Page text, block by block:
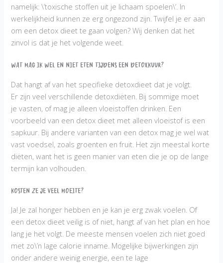
namelijk: \’toxische stoffen uit je lichaam spoelen\’. In
werkelijkheid kunnen ze erg ongezond zijn. Twijfel je er aan
om een detox dieet te gaan volgen? Wij denken dat het
zinvol is dat je het volgende weet.
Wat mag ik wel en niet eten tijdens een detoxkuur?
Dat hangt af van het specifieke detoxdieet dat je volgt.
Er zijn veel verschillende detoxdiëten. Bij sommige moet
je vasten, of mag je alleen vloeistoffen drinken. Een
voorbeeld van een detox dieet met alleen vloeistof is een
sapkuur. Bij andere varianten van een detox mag je wel wat
vast voedsel, zoals groenten en fruit. Het zijn meestal korte
diëten, want het is geen manier van eten die je op de lange
termijn kan volhouden.
Kosten ze je veel moeite?
Ja! Je zal honger hebben en je kan je erg zwak voelen. Of
een detox dieet veilig is of niet, hangt af van het plan en hoe
lang je het volgt. De meeste mensen voelen zich niet goed
met zo\’n lage calorie inname. Mogelijke bijwerkingen zijn
onder andere weinig energie, een te lage